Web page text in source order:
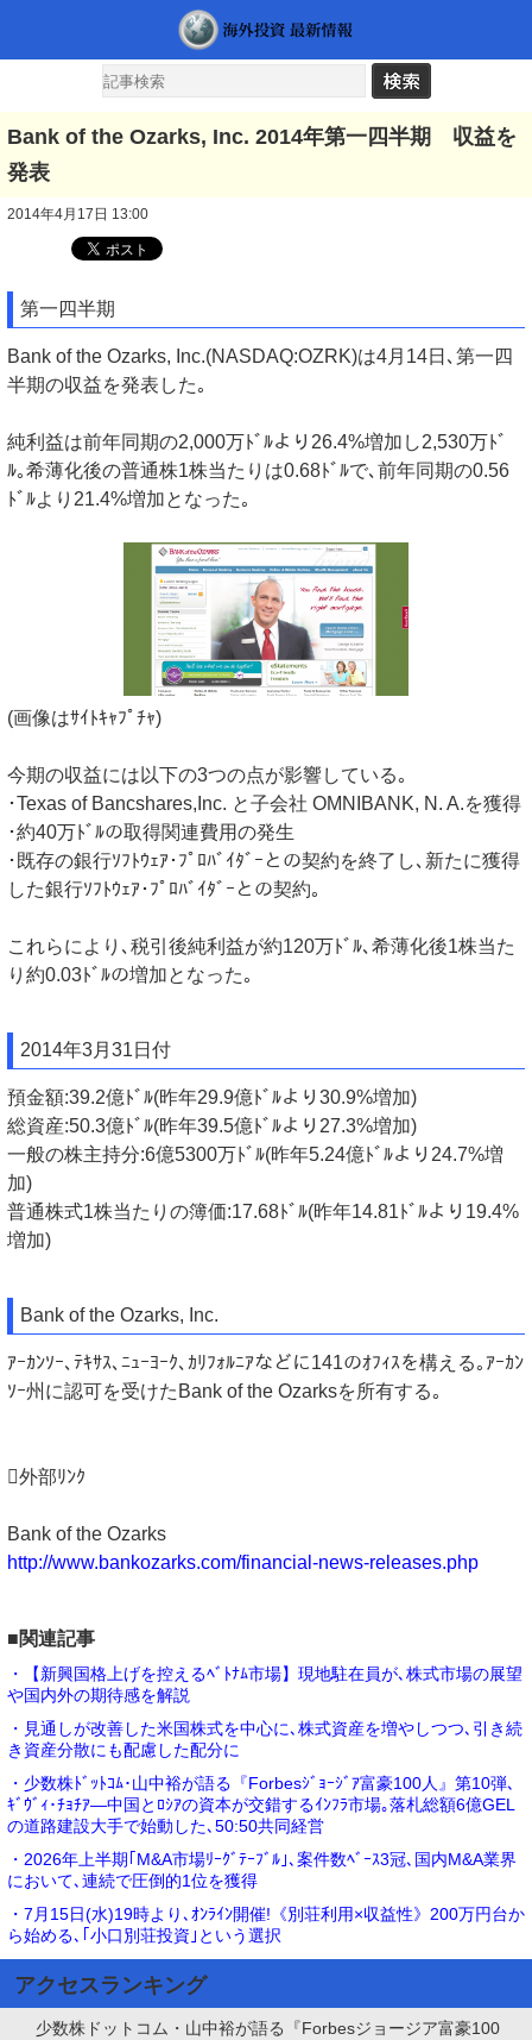
Bank of the Ozarks, Inc. 2014年第一四半期 収益を
発表
2014年4月17日 13:00
第一四半期
Bank of the Ozarks, Inc.(NASDAQ:OZRK)は4月14日､第一四
半期の収益を発表した｡
純利益は前年同期の2,000万ﾄﾞﾙより26.4%増加し2,530万ﾄﾞ
ﾙ｡希薄化後の普通株1株当たりは0.68ﾄﾞﾙで､前年同期の0.56
ﾄﾞﾙより21.4%増加となった｡
(画像はｻｲﾄｷｬﾌﾟﾁｬ)
今期の収益には以下の3つの点が影響している｡
･Texas of Bancshares,Inc. と子会社 OMNIBANK, N. A.を獲得
･約40万ﾄﾞﾙの取得関連費用の発生
･既存の銀行ｿﾌﾄｳｪｱ･ﾌﾟﾛﾊﾞｲﾀﾞｰとの契約を終了し､新たに獲得
した銀行ｿﾌﾄｳｪｱ･ﾌﾟﾛﾊﾞｲﾀﾞｰとの契約｡
これらにより､税引後純利益が約120万ﾄﾞﾙ､希薄化後1株当た
り約0.03ﾄﾞﾙの増加となった｡
2014年3月31日付
預金額:39.2億ﾄﾞﾙ(昨年29.9億ﾄﾞﾙより30.9%増加)
総資産:50.3億ﾄﾞﾙ(昨年39.5億ﾄﾞﾙより27.3%増加)
一般の株主持分:6億5300万ﾄﾞﾙ(昨年5.24億ﾄﾞﾙより24.7%増
加)
普通株式1株当たりの簿価:17.68ﾄﾞﾙ(昨年14.81ﾄﾞﾙより19.4%
増加)
Bank of the Ozarks, Inc.
ｱｰｶﾝｿｰ､ﾃｷｻｽ､ﾆｭｰﾖｰｸ､ｶﾘﾌｫﾙﾆｱなどに141のｵﾌｨｽを構える｡ｱｰｶﾝ
ｿｰ州に認可を受けたBank of the Ozarksを所有する｡
外部ﾘﾝｸ
Bank of the Ozarks
http://www.bankozarks.com/financial-news-releases.php
■関連記事
・【新興国格上げを控えるﾍﾞﾄﾅﾑ市場】現地駐在員が､株式市場の展望
や国内外の期待感を解説
・見通しが改善した米国株式を中心に､株式資産を増やしつつ､引き続
き資産分散にも配慮した配分に
・少数株ﾄﾞｯﾄｺﾑ･山中裕が語る『Forbesｼﾞｮｰｼﾞｱ富豪100人』第10弾､
ｷﾞｳﾞｨ･ﾁｮﾁｱ―中国とﾛｼｱの資本が交錯するｲﾝﾌﾗ市場｡落札総額6億GEL
の道路建設大手で始動した､50:50共同経営
・2026年上半期｢M&A市場ﾘｰｸﾞﾃｰﾌﾞﾙ｣､案件数ﾍﾞｰｽ3冠､国内M&A業界
において､連続で圧倒的1位を獲得
・7月15日(水)19時より､ｵﾝﾗｲﾝ開催!《別荘利用×収益性》200万円台か
ら始める､｢小口別荘投資｣という選択
アクセスランキング
少数株ドットコム・山中裕が語る『Forbesジョージア富豪100